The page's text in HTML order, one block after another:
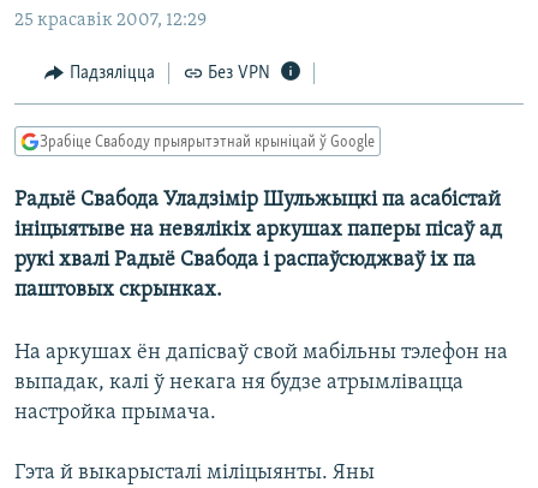
Перайсьці
Перайсьці
пошуку
ЛЮДЗІ
ПАЛІТЫКА
ВАЙНА
БЕЛАРУСЫ НА ВАЙНЕ
ПАЛІТВЯЗЬНІ
КУЛЬТУРА
БЛОГІ
ГІСТОРЫЯ НА СВАБОДЗЕ
КНІГІ
АЎДЫЁКНІГІ
PREMIUM
МОВА
АБЫСЬЦІ БЛЯКАВАНЬНЕ
ПАДЗЯЛІЦЦА ІНФАРМАЦЫЯЙ
ПАДПІСАЦЦА
RSS
FACEBOOK
TWITTER
Усе сайты РС/РСЭ
25 красавік 2007, 12:29
Падзяліцца Без VPN
Зрабіце Свабоду прыярытэтнай крыніцай ў Google
Радыё Свабода Уладзімір Шульжыцкі па асабістай
ініцыятыве на невялікіх аркушах паперы пісаў ад
рукі хвалі Радыё Свабода і распаўсюджваў іх па
паштовых скрынках.
На аркушах ён дапісваў свой мабільны тэлефон на
выпадак, калі ў некага ня будзе атрымлівацца
настройка прымача.
Гэта й выкарысталі міліцыянты. Яны